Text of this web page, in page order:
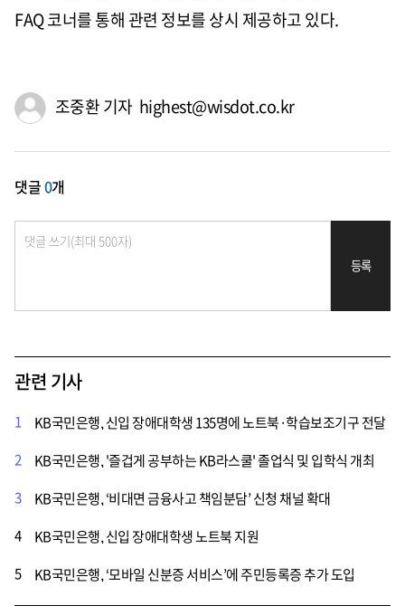
FAQ 코너를 통해 관련 정보를 상시 제공하고 있다.
조중환 기자 highest@wisdot.co.kr
댓글0개
등록
관련 기사
1
KB국민은행, 신입 장애대학생 135명에 노트북·학습보조기구 전달
2
KB국민은행, '즐겁게 공부하는 KB라스쿨' 졸업식 및 입학식 개최
3
KB국민은행, ‘비대면 금융사고 책임분담’ 신청 채널 확대
4
KB국민은행, 신입 장애대학생 노트북 지원
5
KB국민은행, ‘모바일 신분증 서비스’에 주민등록증 추가 도입